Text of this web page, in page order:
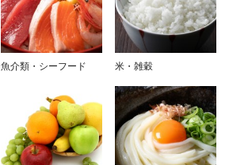
魚介類・シーフード 米・雑穀